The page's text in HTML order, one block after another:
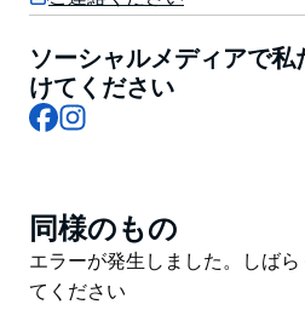
ナ・カヤックスは、シドニーで
25年以上の実績を持つバンデ
初心者、ご家族連れ、経験豊富
ったりとパドリングを楽しん
り、シドニーの自然豊かな海
したりするのに最適です。カヤ
ソーシャルメディアで私
けてください
Facebook
Product
List
同様のもの
Product
List
エラーが発生しました。しば
てください